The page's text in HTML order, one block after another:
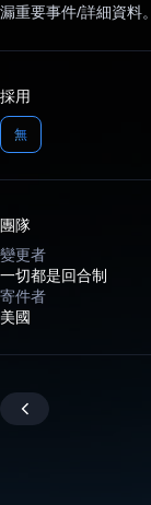
漏重要事件/詳細資料。
採用
無
團隊
變更者
一切都是回合制
寄件者
美國